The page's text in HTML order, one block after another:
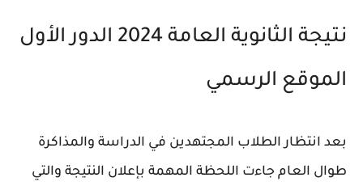
نتيجة الثانوية العامة 2024 الدور الأول
الموقع الرسمي
بعد انتظار الطلاب المجتهدين في الدراسة والمذاكرة
طوال العام جاءت اللحظة المهمة بإعلان النتيجة والتي